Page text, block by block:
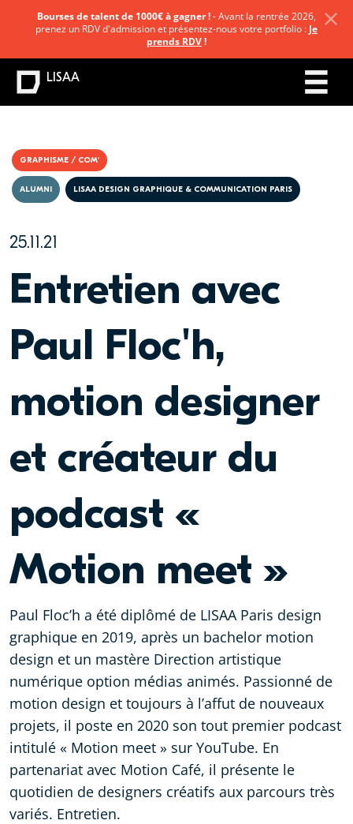
GRAPHISME / COM'
25.11.21
ALUMNI LISAA DESIGN GRAPHIQUE & COMMUNICATION PARIS
Entretien avec
Paul Floc'h,
motion designer
et créateur du
podcast «
Motion meet »
Paul Floc’h a été diplômé de LISAA Paris design
graphique en 2019, après un bachelor motion
design et un mastère Direction artistique
numérique option médias animés. Passionné de
motion design et toujours à l’affut de nouveaux
projets, il poste en 2020 son tout premier podcast
intitulé « Motion meet » sur YouTube. En
partenariat avec Motion Café, il présente le
quotidien de designers créatifs aux parcours très
variés. Entretien.
Bourses de talent de 1000€ à gagner !- Avant la rentrée 2026,
prenez un RDV d'admission et présentez-nous votre portfolio : Je
prends RDV!
LISAA